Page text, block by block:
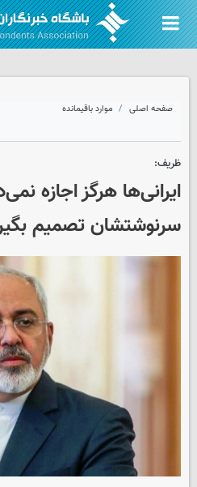
صفحه اصلی موارد باقیمانده
ظریف:
ایرانی‌ها هرگز اجازه
سرنوشتشان تصمیم